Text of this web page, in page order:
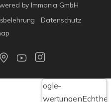
by Immonia GmbH
Datenschutz
Google-
Bewertungen